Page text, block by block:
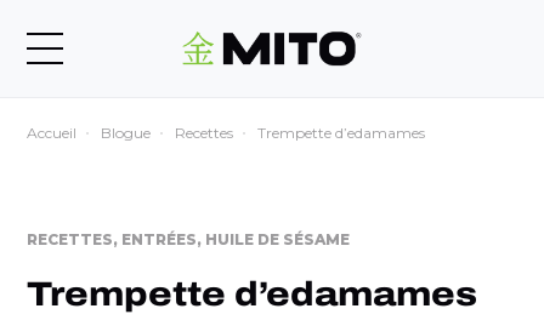
Accueil Blogue Recettes Trempette d’edamames
RECETTES, ENTRÉES, HUILE DE SÉSAME
Trempette d’edamames